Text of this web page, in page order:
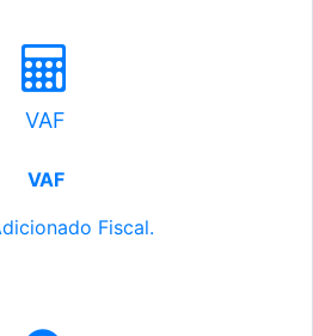
VAF
VAF
Fiscal.